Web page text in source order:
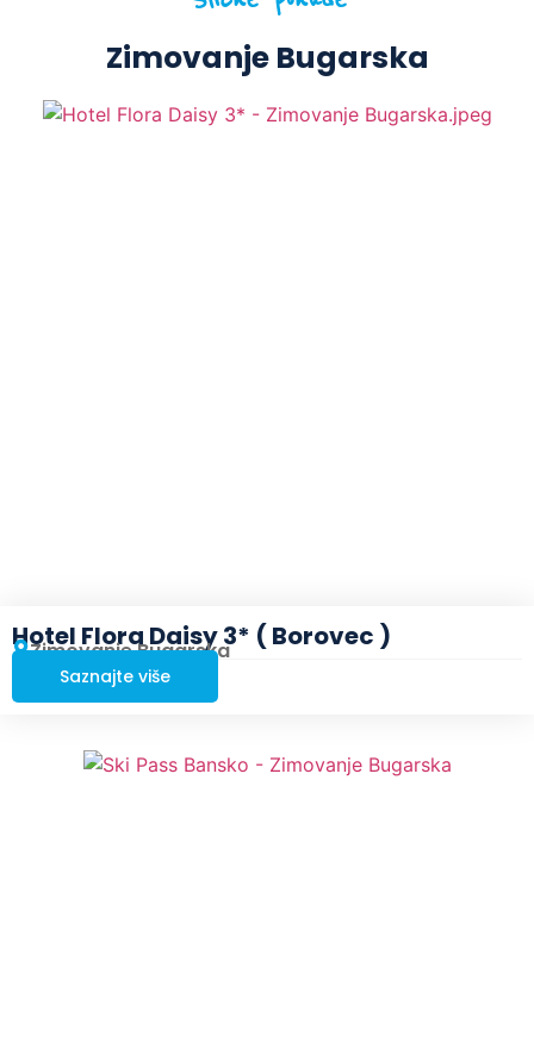
Zimovanje Bugarska
Hotel Flora Daisy 3* ( Borovec )
Zimovanje Bugarska
Saznajte više